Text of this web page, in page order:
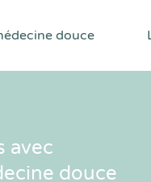
douce
avec
douce